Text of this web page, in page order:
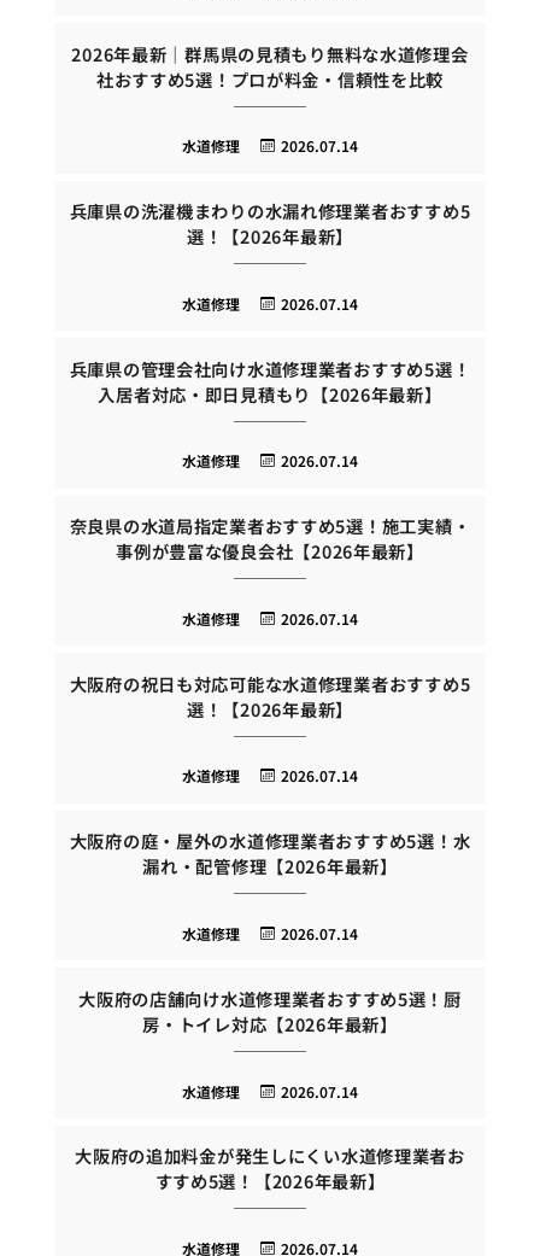
2026年最新｜群馬県の見積もり無料な水道修理会
社おすすめ5選！プロが料金・信頼性を比較
2026.07.14
水道修理
兵庫県の洗濯機まわりの水漏れ修理業者おすすめ5
選！【2026年最新】
2026.07.14
水道修理
兵庫県の管理会社向け水道修理業者おすすめ5選！
入居者対応・即日見積もり【2026年最新】
2026.07.14
水道修理
奈良県の水道局指定業者おすすめ5選！施工実績・
事例が豊富な優良会社【2026年最新】
2026.07.14
水道修理
大阪府の祝日も対応可能な水道修理業者おすすめ5
選！【2026年最新】
2026.07.14
水道修理
大阪府の庭・屋外の水道修理業者おすすめ5選！水
漏れ・配管修理【2026年最新】
2026.07.14
水道修理
大阪府の店舗向け水道修理業者おすすめ5選！厨
房・トイレ対応【2026年最新】
2026.07.14
水道修理
大阪府の追加料金が発生しにくい水道修理業者お
すすめ5選！【2026年最新】
2026.07.14
水道修理